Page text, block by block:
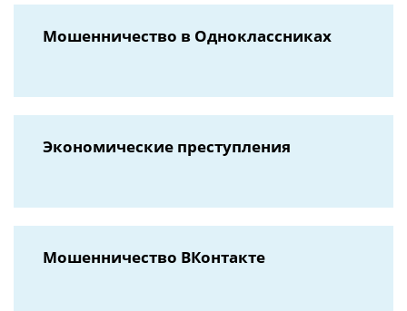
Мошенничество в Одноклассниках
Экономические преступления
Мошенничество ВКонтакте